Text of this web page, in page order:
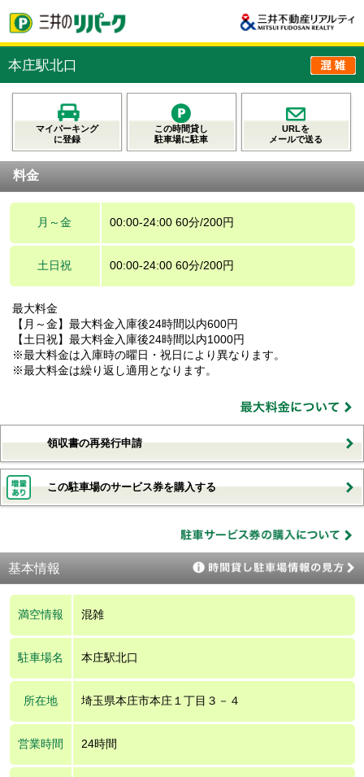
本庄駅北口
マイパーキング
に登録
この時間貸し
駐車場に駐車
URLを
メールで送る
料金
月～金 00:00-24:00 60分/200円
土日祝 00:00-24:00 60分/200円
最大料金
【月～金】最大料金入庫後24時間以内600円
【土日祝】最大料金入庫後24時間以内1000円
※最大料金は入庫時の曜日・祝日により異なります。
※最大料金は繰り返し適用となります。
領収書の再発行申請
この駐車場のサービス券を購入する
基本情報
満空情報 混雑
駐車場名 本庄駅北口
所在地 埼玉県本庄市本庄１丁目３－４
営業時間 24時間